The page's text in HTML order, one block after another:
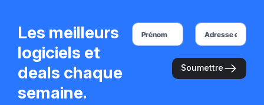
Les meilleurs
logiciels et
deals chaque
semaine.
Soumettre